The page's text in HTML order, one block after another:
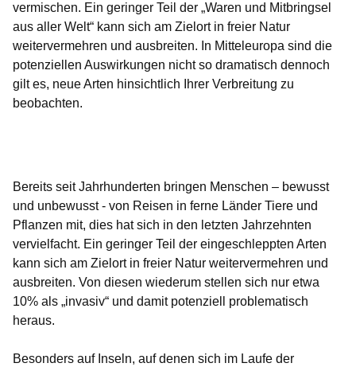
vermischen. Ein geringer Teil der „Waren und Mitbringsel
aus aller Welt“ kann sich am Zielort in freier Natur
weitervermehren und ausbreiten. In Mitteleuropa sind die
potenziellen Auswirkungen nicht so dramatisch dennoch
gilt es, neue Arten hinsichtlich Ihrer Verbreitung zu
beobachten.
Bereits seit Jahrhunderten bringen Menschen – bewusst
und unbewusst - von Reisen in ferne Länder Tiere und
Pflanzen mit, dies hat sich in den letzten Jahrzehnten
vervielfacht. Ein geringer Teil der eingeschleppten Arten
kann sich am Zielort in freier Natur weitervermehren und
ausbreiten. Von diesen wiederum stellen sich nur etwa
10% als „invasiv“ und damit potenziell problematisch
heraus.
Besonders auf Inseln, auf denen sich im Laufe der